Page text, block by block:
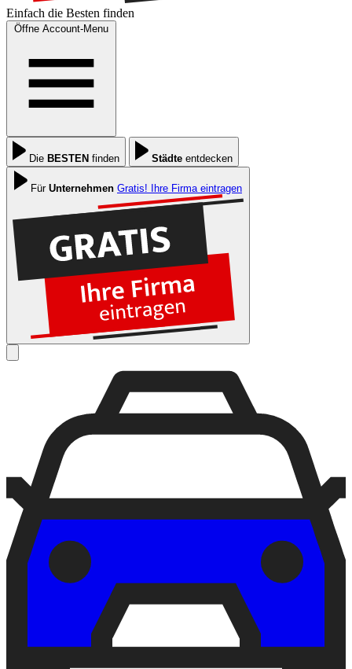
Einfach die Besten finden
Öffne Account-Menu
Die BESTEN finden Städte entdecken
Für Unternehmen Gratis! Ihre Firma eintragen